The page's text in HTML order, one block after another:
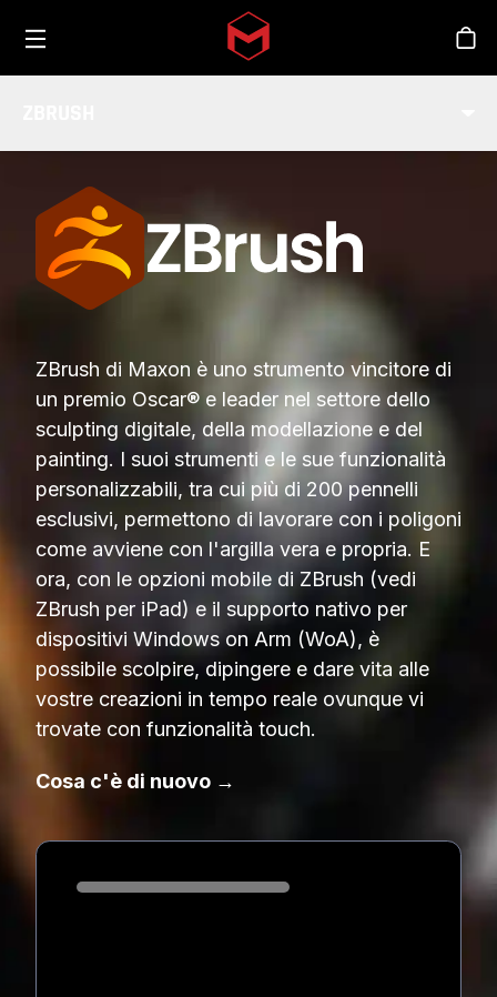
Skip to main content
ZBrush di Maxon è uno strumento vincitore di
un premio Oscar® e leader nel settore dello
sculpting digitale, della modellazione e del
painting. I suoi strumenti e le sue funzionalità
personalizzabili, tra cui più di 200 pennelli
esclusivi, permettono di lavorare con i poligoni
come avviene con l'argilla vera e propria. E
ora, con le opzioni mobile di ZBrush (vedi
ZBrush per iPad) e il supporto nativo per
dispositivi Windows on Arm (WoA), è
possibile scolpire, dipingere e dare vita alle
vostre creazioni in tempo reale ovunque vi
trovate con funzionalità touch.
Cosa c'è di nuovo →